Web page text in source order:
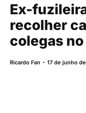
Ex-
recolher
colegas
Ricardo Fan 17 de junho de